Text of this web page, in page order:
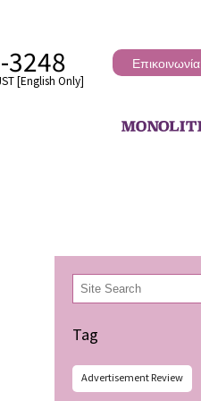
3248
[English Only]
Επικοινωνία
検
索
Tag
Advertisement Review